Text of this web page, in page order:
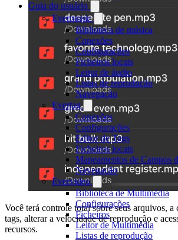
Guia do usuário
Evermusic
Biblioteca de música
Conexões
Configurações
Ficheiros locais
Leitor de áudio
Listas de reprodução
Navegação
Evertag
Conexões
Configurações
Editor de Tags
Ficheiros locais
Mapeamentos de Campos
Navegação
Evervideo
Biblioteca de Multimédia
Configurações
Ficheiros
Leitor de Multimédia
Listas de reprodução
Você terá controle total sobre seus arquivos, a
tags, alterar a velocidade de reprodução e
recursos.